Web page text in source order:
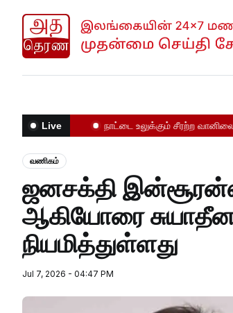
Live நாட்டை உலுக்கும் சீரற்ற வானிலை
வணிகம்
ஜனசக்தி இன்சூரன்ஸ் ஹசித லியனகே மற்றும் ஹியூ டெரி
ஆகியோரை
நியமித்துள்ளது
Jul 7, 2026 - 04:47 PM